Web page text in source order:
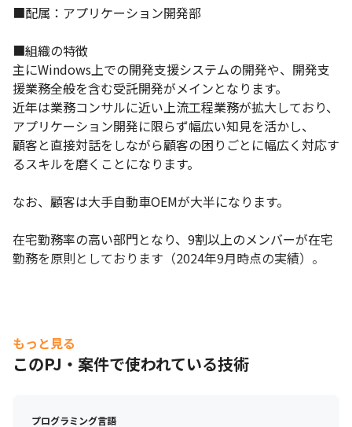
■配属：アプリケーション開発部
■組織の特徴
主にWindows上での開発支援システムの開発や、開発支
援業務全般を含む受託開発がメインとなります。
近年は業務コンサルに近い上流工程業務が拡大しており、
アプリケーション開発に限らず幅広い知見を活かし、
顧客と直接対話をしながら顧客の困りごとに幅広く対応す
るスキルを磨くことになります。
なお、顧客は大手自動車OEMが大半になります。
在宅勤務率の高い部門となり、9割以上のメンバーが在宅
勤務を原則としております（2024年9月時点の実績）。
もっと見る
このPJ・案件で使われている技術
プログラミング言語